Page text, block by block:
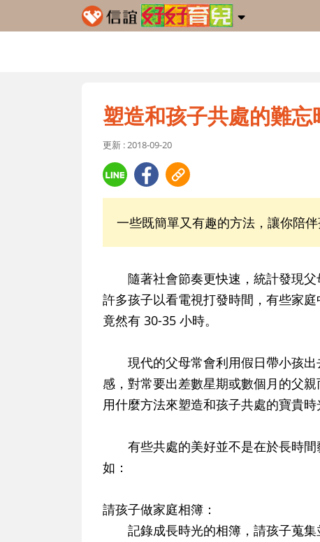
塑造和孩子共處的難忘
更新 : 2018-09-20
一些既簡單又有趣的方法，讓你陪
隨著社會節奏更快速，統計發現父
許多孩子以看電視打發時間，有些家
竟然有 30-35 小時。
現代的父母常會利用假日帶小孩出
感，對常要出差數星期或數個月的父
用什麼方法來塑造和孩子共處的寶貴時
有些共處的美好並不是在於長時間
如：
請孩子做家庭相簿：
記錄成長時光的相簿，請孩子蒐集